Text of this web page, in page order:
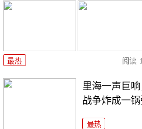
最热 阅读
里海一声巨
战争炸成一锅
最热